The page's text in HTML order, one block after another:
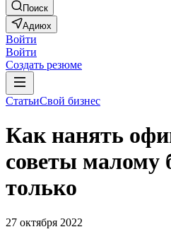
Поиск
Адиюх
Войти
Войти
Создать резюме
СтатьиСвой бизнес
Как нанять
советы малому
только
27 октября 2022